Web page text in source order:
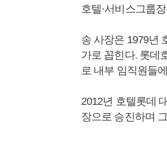
호텔·서비스그룹
송 사장은 1979년
가로 꼽힌다. 롯데
로 내부 임직원들
2012년 호텔롯데
장으로 승진하며